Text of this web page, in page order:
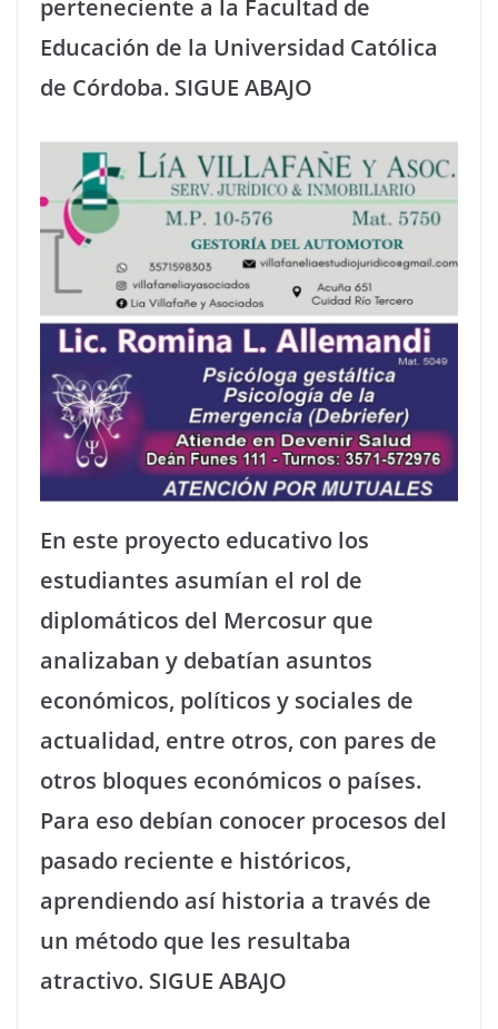
perteneciente a la Facultad de
Educación de la Universidad Católica
de Córdoba. SIGUE ABAJO
En este proyecto educativo los
estudiantes asumían el rol de
diplomáticos del Mercosur que
analizaban y debatían asuntos
económicos, políticos y sociales de
actualidad, entre otros, con pares de
otros bloques económicos o países.
Para eso debían conocer procesos del
pasado reciente e históricos,
aprendiendo así historia a través de
un método que les resultaba
atractivo. SIGUE ABAJO